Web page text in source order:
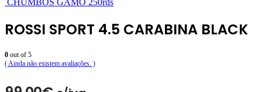
ROSSI SPORT 4.5 CARABINA BLACK
0 out of 5
( Ainda não existem avaliações. )